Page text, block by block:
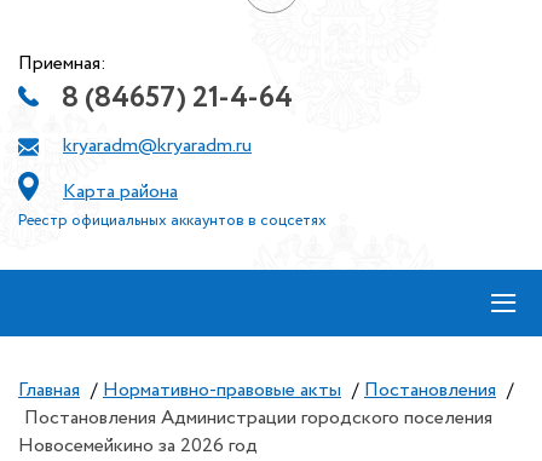
Приемная:
8 (84657) 21-4-64
kryaradm@kryaradm.ru
Карта района
Реестр официальных аккаунтов в соцсетях
≡
Главная / Нормативно-правовые акты / Постановления /
Постановления Администрации городского поселения
Новосемейкино за 2026 год